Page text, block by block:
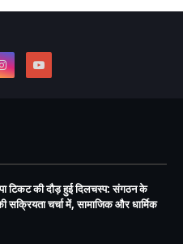
टिकट की दौड़ हुई दिलचस्प: संगठन के
सक्रियता चर्चा में, सामाजिक और धार्मिक